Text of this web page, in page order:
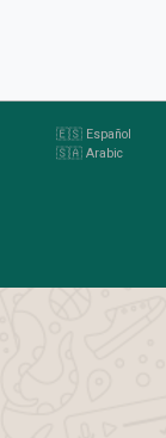
🇪🇸 Español
🇸🇦 Arabic